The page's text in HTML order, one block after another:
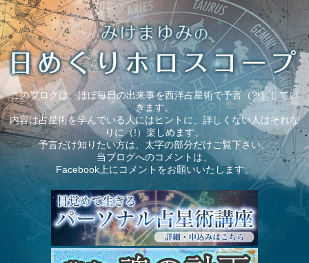
このブログは、ほぼ毎日の出来事を西洋占星術で予言（?!）してい
きます。
内容は占星術を学んでいる人にはヒントに、詳しくない人はそれな
りに（!）楽しめます。
予言だけ知りたい方は、太字の部分だけご覧下さい。
当ブログへのコメントは、
Facebook上にコメントをお願いいたします。